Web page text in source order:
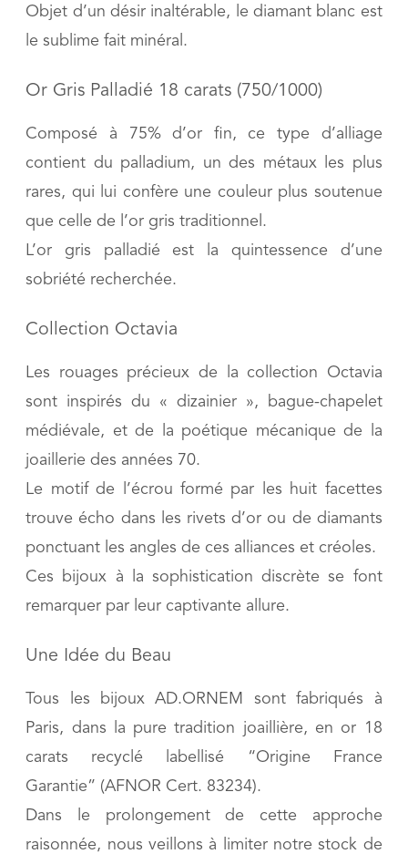
Objet d’un désir inaltérable, le diamant blanc est
le sublime fait minéral.
Or Gris Palladié 18 carats (750/1000)
Composé à 75% d’or fin, ce type d’alliage
contient du palladium, un des métaux les plus
rares, qui lui confère une couleur plus soutenue
que celle de l’or gris traditionnel.
L’or gris palladié est la quintessence d’une
sobriété recherchée.
Collection Octavia
Les rouages précieux de la collection Octavia
sont inspirés du « dizainier », bague-chapelet
médiévale, et de la poétique mécanique de la
joaillerie des années 70.
Le motif de l’écrou formé par les huit facettes
trouve écho dans les rivets d’or ou de diamants
ponctuant les angles de ces alliances et créoles.
Ces bijoux à la sophistication discrète se font
remarquer par leur captivante allure.
Une Idée du Beau
Tous les bijoux AD.ORNEM sont fabriqués à
Paris, dans la pure tradition joaillière, en or 18
carats recyclé labellisé “Origine France
Garantie” (AFNOR Cert. 83234).
Dans le prolongement de cette approche
raisonnée, nous veillons à limiter notre stock de